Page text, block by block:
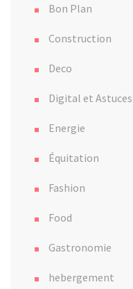
Bon Plan
Construction
Deco
Digital et
Energie
Équitation
Fashion
Food
Gastronomie
hebergement